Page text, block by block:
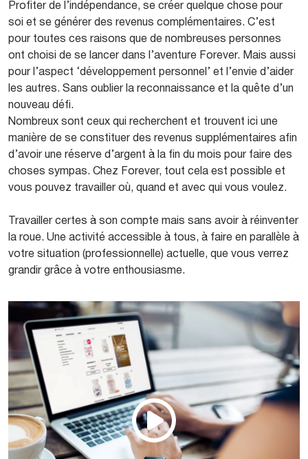
Profiter de l’indépendance, se créer quelque chose pour
soi et se générer des revenus complémentaires. C’est
pour toutes ces raisons que de nombreuses personnes
ont choisi de se lancer dans l’aventure Forever. Mais aussi
pour l’aspect ‘développement personnel’ et l’envie d’aider
les autres. Sans oublier la reconnaissance et la quête d’un
nouveau défi.
Nombreux sont ceux qui recherchent et trouvent ici une
manière de se constituer des revenus supplémentaires afin
d’avoir une réserve d’argent à la fin du mois pour faire des
choses sympas. Chez Forever, tout cela est possible et
vous pouvez travailler où, quand et avec qui vous voulez.
Travailler certes à son compte mais sans avoir à réinventer
la roue. Une activité accessible à tous, à faire en parallèle à
votre situation (professionnelle) actuelle, que vous verrez
grandir grâce à votre enthousiasme.